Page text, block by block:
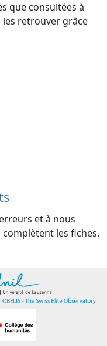
que consultées à
les retrouver grâce
et à nous
les fiches.